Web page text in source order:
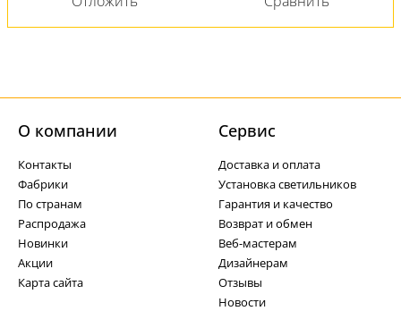
О компании
Контакты
Фабрики
По странам
Распродажа
Новинки
Акции
Карта сайта
Cервис
Доставка и оплата
Установка светильников
Гарантия и качество
Возврат и обмен
Веб-мастерам
Дизайнерам
Отзывы
Новости